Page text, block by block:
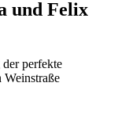
und Felix
perfekte